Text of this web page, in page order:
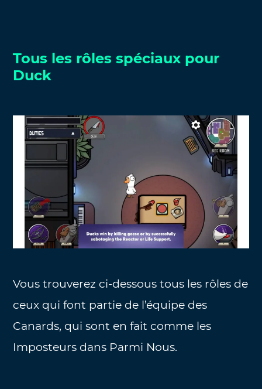
Tous les rôles spéciaux pour
Duck
Vous trouverez ci-dessous tous les rôles de
ceux qui font partie de l’équipe des
Canards, qui sont en fait comme les
Imposteurs dans Parmi Nous.